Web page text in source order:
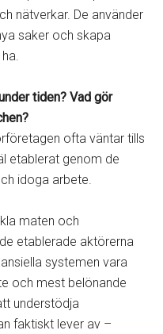
nätverkar. De använder
saker och skapa
tiden? Vad gör
ofta väntar tills
etablerat genom de
idoga arbete.
maten och
etablerade aktörerna
systemen vara
och mest belönande
understödja
faktiskt lever av –